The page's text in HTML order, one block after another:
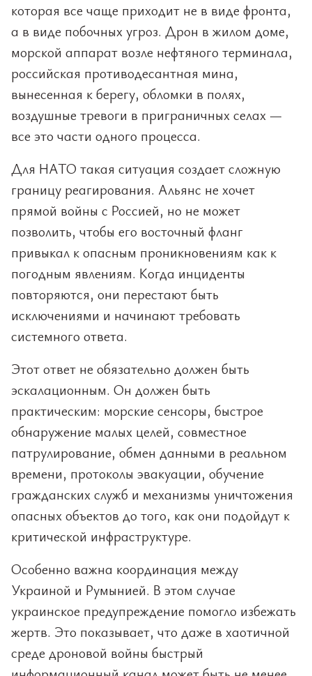
которая все чаще приходит не в виде фронта,
а в виде побочных угроз. Дрон в жилом доме,
морской аппарат возле нефтяного терминала,
российская противодесантная мина,
вынесенная к берегу, обломки в полях,
воздушные тревоги в приграничных селах —
все это части одного процесса.
Для НАТО такая ситуация создает сложную
границу реагирования. Альянс не хочет
прямой войны с Россией, но не может
позволить, чтобы его восточный фланг
привыкал к опасным проникновениям как к
погодным явлениям. Когда инциденты
повторяются, они перестают быть
исключениями и начинают требовать
системного ответа.
Этот ответ не обязательно должен быть
эскалационным. Он должен быть
практическим: морские сенсоры, быстрое
обнаружение малых целей, совместное
патрулирование, обмен данными в реальном
времени, протоколы эвакуации, обучение
гражданских служб и механизмы уничтожения
опасных объектов до того, как они подойдут к
критической инфраструктуре.
Особенно важна координация между
Украиной и Румынией. В этом случае
украинское предупреждение помогло избежать
жертв. Это показывает, что даже в хаотичной
среде дроновой войны быстрый